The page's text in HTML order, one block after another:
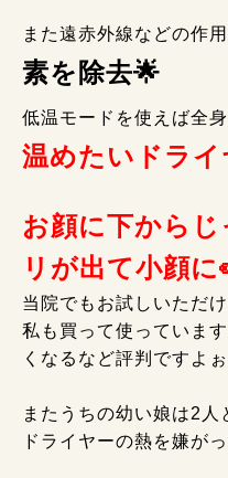
また遠赤外線などの作
素を除去🌟
低温モードを使えば全
温めたいドラ
お顔に下から
リが出て小顔に
当院でもお試しいただ
私も買って使っていま
くなるなど評判ですよ
またうちの幼い娘は2
ドライヤーの熱を嫌が